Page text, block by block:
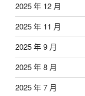
2025 年 12 月
2025 年 11 月
2025 年 9 月
2025 年 8 月
2025 年 7 月